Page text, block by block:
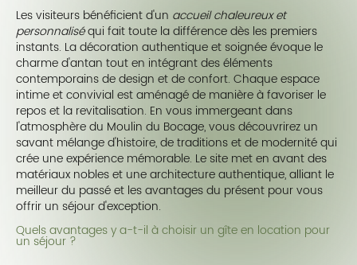
Les visiteurs bénéficient d'un accueil chaleureux et
personnaliséqui fait toute la différence dès les premiers
instants. La décoration authentique et soignée évoque le
charme d'antan tout en intégrant des éléments
contemporains de design et de confort. Chaque espace
intime et convivial est aménagé de manière à favoriser le
repos et la revitalisation. En vous immergeant dans
l'atmosphère du Moulin du Bocage, vous découvrirez un
savant mélange d'histoire, de traditions et de modernité qui
crée une expérience mémorable. Le site met en avant des
matériaux nobles et une architecture authentique, alliant le
meilleur du passé et les avantages du présent pour vous
offrir un séjour d'exception.
Quels avantages y a-t-il à choisir un gîte en location pour
un séjour ?